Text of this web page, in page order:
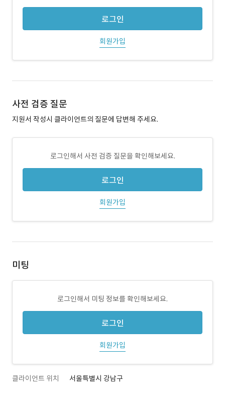
로그인
회원가입
사전 검증 질문
지원서 작성시 클라이언트의 질문에 답변해 주세요.
로그인해서 사전 검증 질문을 확인해보세요.
로그인
회원가입
미팅
로그인해서 미팅 정보를 확인해보세요.
로그인
회원가입
클라이언트 위치 서울특별시 강남구